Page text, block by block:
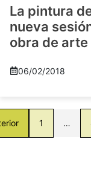
La pintura
nueva
obra de arte
06/02/2018
1 …